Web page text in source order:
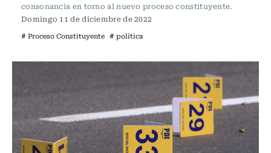
consonancia en torno al nuevo proceso constituyente.
Domingo 11 de diciembre de 2022
# Proceso Constituyente # política